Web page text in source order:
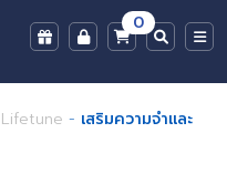
0
Lifetune - เสริมความจำและ